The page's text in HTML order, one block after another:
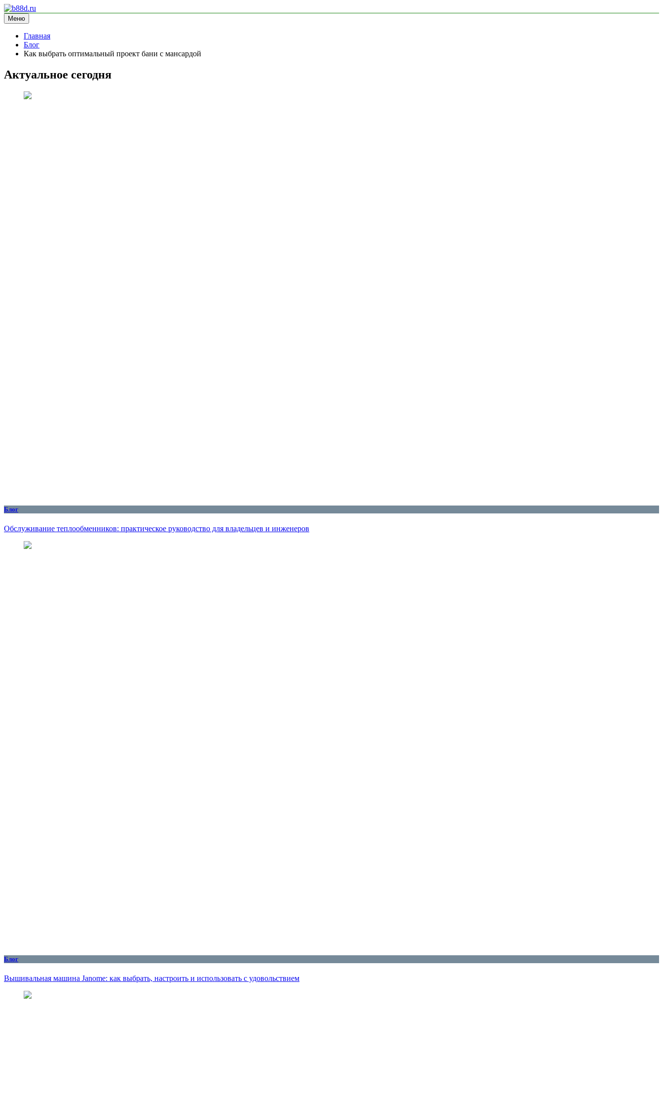
Перейти
к
содержимому
b88d.ru
информационный сайт
Меню
Главная
Блог
Как выбрать оптимальный проект бани с мансардой
Актуальное сегодня
Блог
Обслуживание теплообменников: практическое руководство для владельцев и инженеров
Блог
Вышивальная машина Janome: как выбрать, настроить и использовать с удовольствием